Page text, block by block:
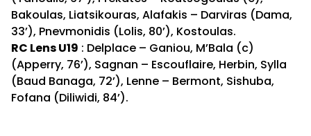
Bakoulas, Liatsikouras, Alafakis – Darviras (Dama,
33’), Pnevmonidis (Lolis, 80’), Kostoulas.
RC Lens U19 : Delplace – Ganiou, M’Bala (c)
(Apperry, 76’), Sagnan – Escouflaire, Herbin, Sylla
(Baud Banaga, 72’), Lenne – Bermont, Sishuba,
Fofana (Diliwidi, 84’).